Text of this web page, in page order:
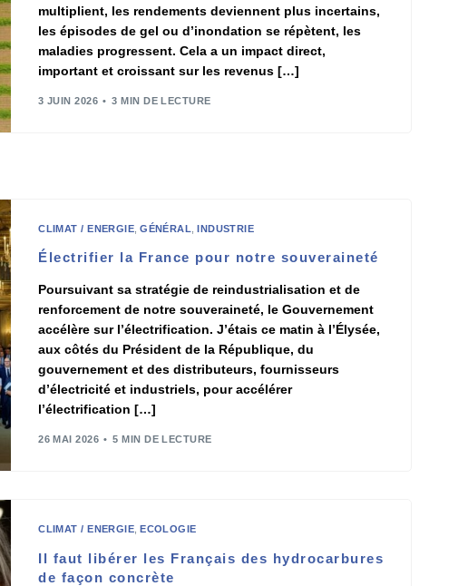
multiplient, les rendements deviennent plus incertains,
les épisodes de gel ou d’inondation se répètent, les
maladies progressent. Cela a un impact direct,
important et croissant sur les revenus […]
3 JUIN 2026 3 MIN DE LECTURE
CLIMAT / ENERGIE ,GÉNÉRAL ,INDUSTRIE
Électrifier la France pour notre souveraineté
Poursuivant sa stratégie de reindustrialisation et de
renforcement de notre souveraineté, le Gouvernement
accélère sur l’électrification. J’étais ce matin à l’Élysée,
aux côtés du Président de la République, du
gouvernement et des distributeurs, fournisseurs
d’électricité et industriels, pour accélérer
l’électrification […]
26 MAI 2026 5 MIN DE LECTURE
CLIMAT / ENERGIE ECOLOGIE
Il faut libérer les Français des hydrocarbures
de façon concrète